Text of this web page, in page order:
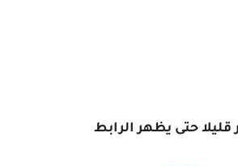
قليلا حتى يظهر الرابط